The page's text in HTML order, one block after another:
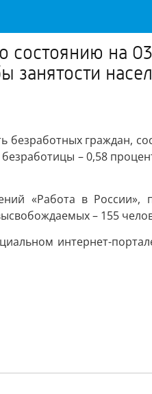
состоянию на
занятости
безработных граждан,
– 0,58
«Работа в России»,
– 155
интернет-